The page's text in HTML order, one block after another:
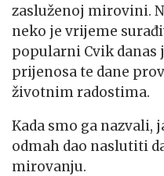
zasluženoj mirovini.
neko je vrijeme
popularni Cvik danas
prijenosa te dane
životnim radostima.
Kada smo ga nazvali,
odmah dao naslutiti
mirovanju.